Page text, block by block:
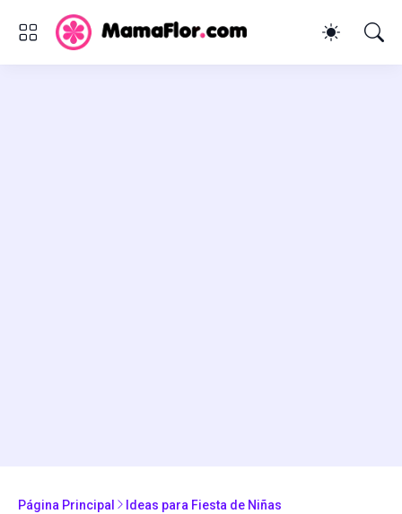
Página Principal Ideas para Fiesta de Niñas